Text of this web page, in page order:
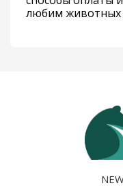
любим животных